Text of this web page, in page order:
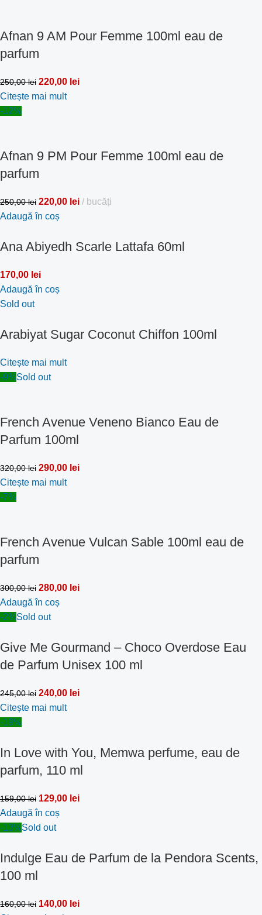
Afnan 9 AM Pour Femme 100ml eau de
parfum
250,00lei 220,00 lei
Citește mai mult
-12%
Afnan 9 PM Pour Femme 100ml eau de
parfum
250,00lei 220,00 lei
bucăți
Adaugă în coș
Ana Abiyedh Scarle Lattafa 60ml
170,00 lei
Adaugă în coș
Sold out
Arabiyat Sugar Coconut Chiffon 100ml
Citește mai mult
-9%Sold out
French Avenue Veneno Bianco Eau de
Parfum 100ml
320,00lei 290,00 lei
Citește mai mult
-7%
French Avenue Vulcan Sable 100ml eau de
parfum
300,00lei 280,00 lei
Adaugă în coș
-2%Sold out
Give Me Gourmand – Choco Overdose Eau
de Parfum Unisex 100 ml
245,00lei 240,00 lei
Citește mai mult
-19%
In Love with You, Memwa perfume, eau de
parfum, 110 ml
159,00lei 129,00 lei
Adaugă în coș
-13%Sold out
Indulge Eau de Parfum de la Pendora Scents,
100 ml
160,00lei 140,00 lei